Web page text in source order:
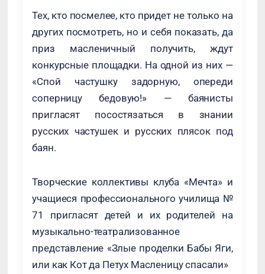
Тех, кто посмелее, кто придет не только на
других посмотреть, но и себя показать, да
приз масленичный получить, ждут
конкурсные площадки. На одной из них —
«Спой частушку задорную, опереди
соперницу бедовую!» — баянисты
пригласят посостязаться в знании
русских частушек и русских плясок под
баян.
Творческие коллективы клуба «Мечта» и
учащиеся профессионального училища №
71 пригласят детей и их родителей на
музыкально-театрализованное
представление «Злые проделки Бабы Яги,
или как Кот да Петух Масленицу спасали»